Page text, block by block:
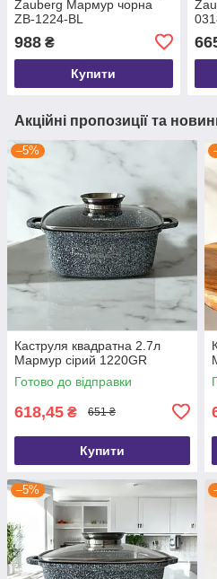
Zauberg Мармур чорна
ZB-1224-BL
988 ₴
Купити
Акційні пропозиції та
–5%
Каструля квадратна 2.7л
Мармур сірий 1220GR
Готово до відправки
618,45 ₴ 651 ₴
Купити
–5%